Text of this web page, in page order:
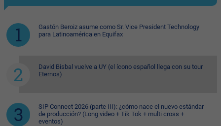
Gastón Beroiz asume como Sr. Vice President Technology
para Latinoamérica en Equifax
David Bisbal vuelve a UY (el ícono español llega con su tour
Eternos)
SIP Connect 2026 (parte III): ¿cómo nace el nuevo estándar
de producción? (Long video + Tik Tok + multi cross +
eventos)